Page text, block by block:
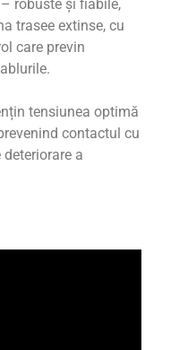
– robuste și fiabile,
trasee extinse, cu
care previn
tensiunea optimă
contactul cu
a